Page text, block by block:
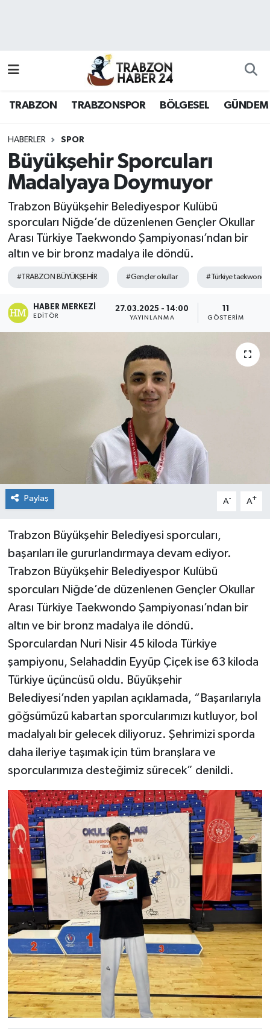
TRABZON TRABZONSPOR BÖLGESEL GÜNDEM
HABERLER SPOR
Büyükşehir Sporcuları
Madalyaya Doymuyor
Trabzon Büyükşehir Belediyespor Kulübü
sporcuları Niğde’de düzenlenen Gençler Okullar
Arası Türkiye Taekwondo Şampiyonası’ndan bir
altın ve bir bronz madalya ile döndü.
#TRABZON BÜYÜKŞEHİR #Gençler okullar #Türkiye
HABER MERKEZI
EDITÖR
27.03.2025 - 14:00
YAYINLANMA
11
GÖSTERIM
Paylaş A- A+
Trabzon Büyükşehir Belediyesi sporcuları,
başarıları ile gururlandırmaya devam ediyor.
Trabzon Büyükşehir Belediyespor Kulübü
sporcuları Niğde’de düzenlenen Gençler Okullar
Arası Türkiye Taekwondo Şampiyonası’ndan bir
altın ve bir bronz madalya ile döndü.
Sporculardan Nuri Nisir 45 kiloda Türkiye
şampiyonu, Selahaddin Eyyüp Çiçek ise 63 kiloda
Türkiye üçüncüsü oldu. Büyükşehir
Belediyesi’nden yapılan açıklamada, “Başarılarıyla
göğsümüzü kabartan sporcularımızı kutluyor, bol
madalyalı bir gelecek diliyoruz. Şehrimizi sporda
daha ileriye taşımak için tüm branşlara ve
sporcularımıza desteğimiz sürecek” denildi.
Hava Durumu
Namaz Vakitleri
Trafik Durumu
Süper Lig Puan Durumu ve Fikstür
Son Dakika Haberleri
Haber Arşivi